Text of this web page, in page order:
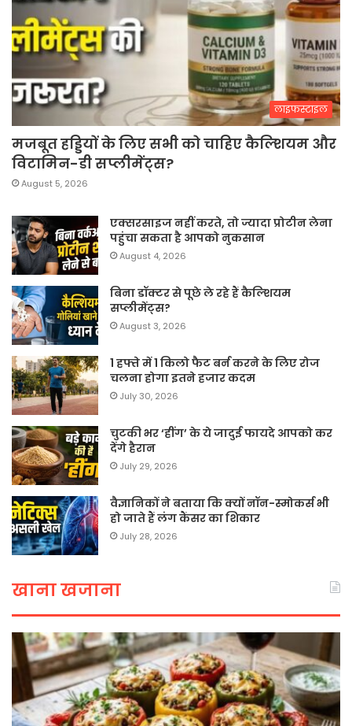
लाइफस्टाइल
मजबूत हड्डियों के लिए सभी को चाहिए कैल्शियम और
विटामिन-डी सप्लीमेंट्स?
August 5, 2026
एक्सरसाइज नहीं करते, तो ज्यादा प्रोटीन लेना
पहुंचा सकता है आपको नुकसान
August 4, 2026
बिना डॉक्टर से पूछे ले रहे हैं कैल्शियम
सप्लीमेंट्स?
August 3, 2026
1 हफ्ते में 1 किलो फैट बर्न करने के लिए रोज
चलना होगा इतने हजार कदम
July 30, 2026
चुटकी भर ‘हींग’ के ये जादुई फायदे आपको कर
देंगे हैरान
July 29, 2026
वैज्ञानिकों ने बताया कि क्यों नॉन-स्मोकर्स भी
हो जाते हैं लंग कैंसर का शिकार
July 28, 2026
खाना खजाना